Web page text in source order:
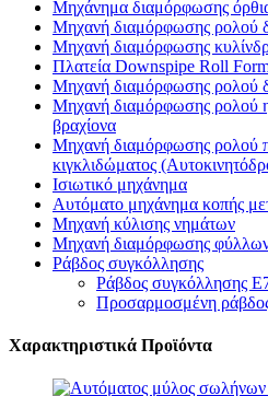
Μηχάνημα διαμόρφωσης
Μηχανή διαμόρφωσης ρολού
Μηχανή διαμόρφωσης
Πλατεία Downspipe Roll
Μηχανή διαμόρφωσης ρολού
Μηχανή διαμόρφωσης ρολού
βραχίονα
Μηχανή διαμόρφωσης ρολού
κιγκλιδώματος
Ισιωτικό μηχάνημα
Αυτόματο μηχάνημα κοπής
Μηχανή κύλισης νημάτων
Μηχανή διαμόρφωσης φύλλων
Ράβδος συγκόλλησης
Ράβδος συγκόλλησης
Προσαρμοσμένη
Χαρακτηριστικά Προϊόντα